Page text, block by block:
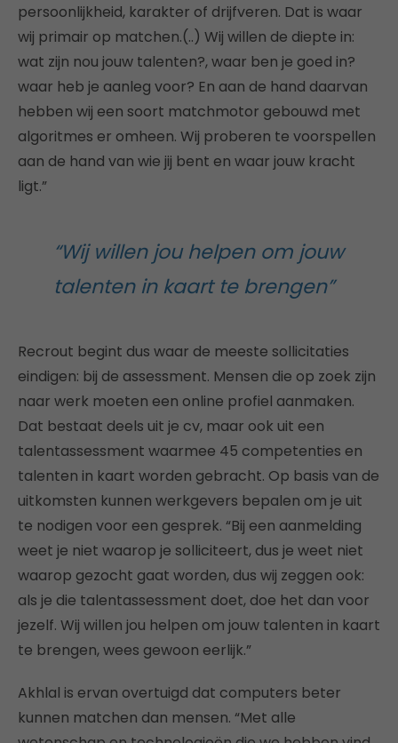
persoonlijkheid, karakter of drijfveren. Dat is waar
wij primair op matchen.(..) Wij willen de diepte in:
wat zijn nou jouw talenten?, waar ben je goed in?
waar heb je aanleg voor? En aan de hand daarvan
hebben wij een soort matchmotor gebouwd met
algoritmes er omheen. Wij proberen te voorspellen
aan de hand van wie jij bent en waar jouw kracht
ligt.”
“Wij willen jou helpen om jouw
talenten in kaart te brengen”
Recrout begint dus waar de meeste sollicitaties
eindigen: bij de assessment. Mensen die op zoek zijn
naar werk moeten een online profiel aanmaken.
Dat bestaat deels uit je cv, maar ook uit een
talentassessment waarmee 45 competenties en
talenten in kaart worden gebracht. Op basis van de
uitkomsten kunnen werkgevers bepalen om je uit
te nodigen voor een gesprek. “Bij een aanmelding
weet je niet waarop je solliciteert, dus je weet niet
waarop gezocht gaat worden, dus wij zeggen ook:
als je die talentassessment doet, doe het dan voor
jezelf. Wij willen jou helpen om jouw talenten in kaart
te brengen, wees gewoon eerlijk.”
Akhlal is ervan overtuigd dat computers beter
kunnen matchen dan mensen. “Met alle